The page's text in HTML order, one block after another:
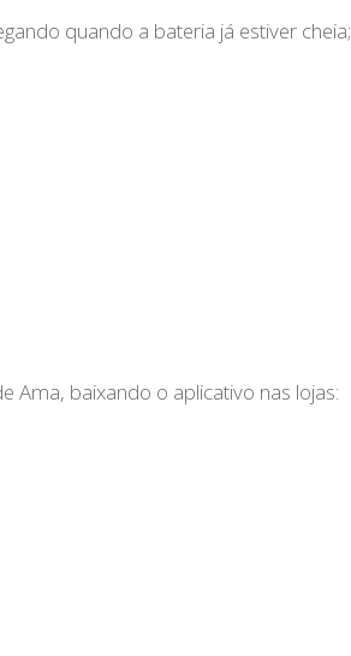
quando a bateria já estiver cheia;
Ama, baixando o aplicativo nas lojas: